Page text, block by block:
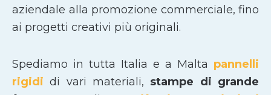
aziendale alla promozione commerciale, fino
ai progetti creativi più originali.
Spediamo in tutta Italia e a Malta pannelli
rigididi vari materiali, stampe di grande